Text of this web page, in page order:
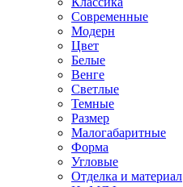
Современные
Модерн
Цвет
Белые
Венге
Светлые
Темные
Размер
Малогабаритные
Форма
Угловые
Отделка и материал